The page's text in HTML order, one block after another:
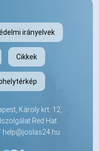
irányelvek
Cikkek
Károly krt. 12,
Red Hat
help@joslas24.hu